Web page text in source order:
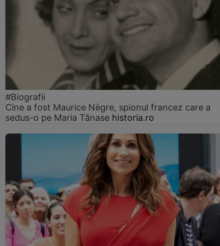
#Biografii
Cine a fost Maurice Nègre, spionul francez care a
sedus-o pe Maria Tănase historia.ro